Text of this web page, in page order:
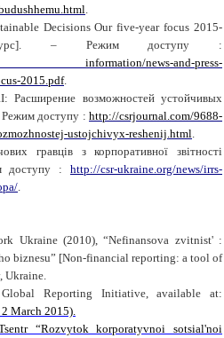
.
Decisions Our five-year focus 2015-
– Режим доступу :
information/news-and-press-
2015.pdf.
Расширение возможностей устойчивых
доступу : http://csrjournal.com/9688-
ustojchivyx-reshenij.html.
гравців з корпоративної звітності
доступу : http://csr-ukraine.org/news/irrs-
.
Ukraine (2010), “Nefinansova zvitnist' :
biznesu” [Non-financial reporting: a tool of
Ukraine.
Global Reporting Initiative, available at:
2 March 2015).
“Rozvytok korporatyvnoi sotsial'noi